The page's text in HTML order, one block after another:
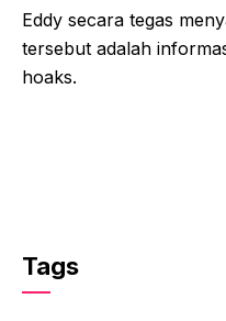
Eddy secara tegas
tersebut adalah
hoaks.
Tags